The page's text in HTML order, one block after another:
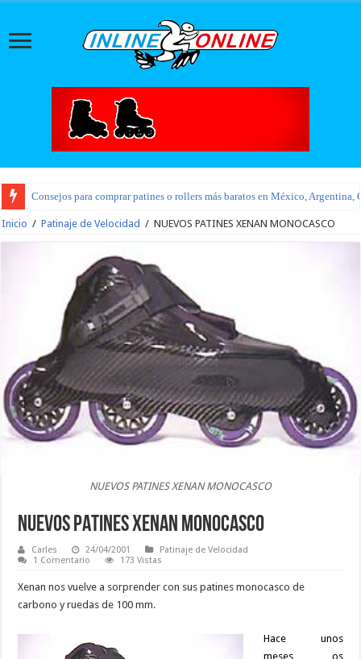
Consejos para comprar patines o rollers más baratos en México, Argentina,
Inicio / Patinaje de Velocidad / NUEVOS PATINES XENAN MONOCASCO
NUEVOS PATINES XENAN MONOCASCO
NUEVOS PATINES XENAN MONOCASCO
Carles 24/04/2001
Patinaje de Velocidad
1 Comentario
173 Vistas
Xenan nos vuelve a sorprender con sus patines monocasco de
carbono y ruedas de 100 mm.
Hace unos
meses os